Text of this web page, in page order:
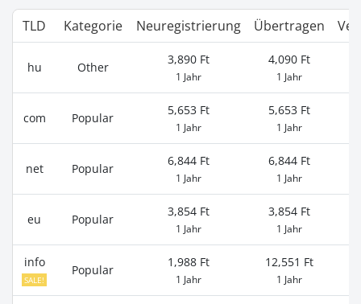
TLD Kategorie Neuregistrierung Übertragen
hu Other
3,890 Ft
1 Jahr
4,090 Ft
1 Jahr
com Popular
5,653 Ft
1 Jahr
5,653 Ft
1 Jahr
net Popular
6,844 Ft
1 Jahr
6,844 Ft
1 Jahr
eu Popular
3,854 Ft
1 Jahr
3,854 Ft
1 Jahr
info
SALE!
Popular
1,988 Ft
1 Jahr
12,551 Ft
1 Jahr